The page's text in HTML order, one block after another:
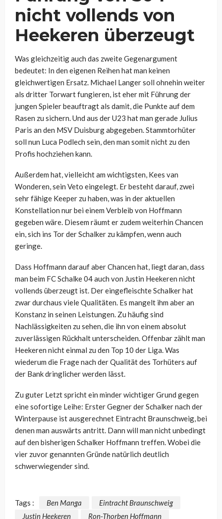
nicht vollends von
Heekeren überzeugt
Was gleichzeitig auch das zweite Gegenargument
bedeutet: In den eigenen Reihen hat man keinen
gleichwertigen Ersatz. Michael Langer soll ohnehin weiter
als dritter Torwart fungieren, ist eher mit Führung der
jungen Spieler beauftragt als damit, die Punkte auf dem
Rasen zu sichern. Und aus der U23 hat man gerade Julius
Paris an den MSV Duisburg abgegeben. Stammtorhüter
soll nun Luca Podlech sein, den man somit nicht zu den
Profis hochziehen kann.
Außerdem hat, vielleicht am wichtigsten, Kees van
Wonderen, sein Veto eingelegt. Er besteht darauf, zwei
sehr fähige Keeper zu haben, was in der aktuellen
Konstellation nur bei einem Verbleib von Hoffmann
gegeben wäre. Diesem räumt er zudem weiterhin Chancen
ein, sich ins Tor der Schalker zu kämpfen, wenn auch
geringe.
Dass Hoffmann darauf aber Chancen hat, liegt daran, dass
man beim FC Schalke 04 auch von Justin Heekeren nicht
vollends überzeugt ist. Der eingefleischte Schalker hat
zwar durchaus viele Qualitäten. Es mangelt ihm aber an
Konstanz in seinen Leistungen. Zu häufig sind
Nachlässigkeiten zu sehen, die ihn von einem absolut
zuverlässigen Rückhalt unterscheiden. Offenbar zählt man
Heekeren nicht einmal zu den Top 10 der Liga. Was
wiederum die Frage nach der Qualität des Torhüters auf
der Bank dringlicher werden lässt.
Zu guter Letzt spricht ein minder wichtiger Grund gegen
eine sofortige Leihe: Erster Gegner der Schalker nach der
Winterpause ist ausgerechnet Eintracht Braunschweig, bei
denen man auswärts antritt. Dann will man nicht unbedingt
auf den bisherigen Schalker Hoffmann treffen. Wobei die
vier zuvor genannten Gründe natürlich deutlich
schwerwiegender sind.
Tags : Ben Manga
Eintracht Braunschweig
Justin Heekeren
Ron-Thorben Hoffmann